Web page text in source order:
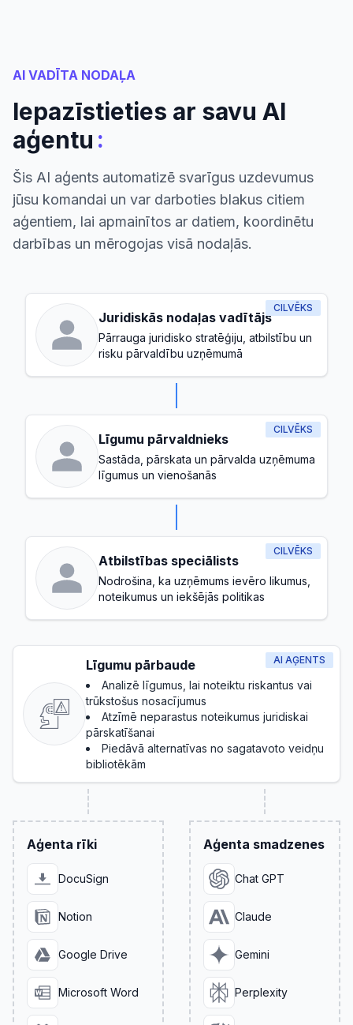
AI VADĪTA NODAĻA
Iepazīstieties ar savu AI
aģentu :
Šis AI aģents automatizē svarīgus uzdevumus
jūsu komandai un var darboties blakus citiem
aģentiem, lai apmainītos ar datiem, koordinētu
darbības un mērogojas visā nodaļās.
CILVĒKS
Juridiskās nodaļas vadītājs
Pārrauga juridisko stratēģiju, atbilstību un
risku pārvaldību uzņēmumā
CILVĒKS
Līgumu pārvaldnieks
Sastāda, pārskata un pārvalda uzņēmuma
līgumus un vienošanās
CILVĒKS
Atbilstības speciālists
Nodrošina, ka uzņēmums ievēro likumus,
noteikumus un iekšējās politikas
AI AĢENTS
Līgumu pārbaude
Analizē līgumus, lai noteiktu riskantus vai
trūkstošus nosacījumus
Atzīmē neparastus noteikumus juridiskai
pārskatīšanai
Piedāvā alternatīvas no sagatavoto veidņu
bibliotēkām
Aģenta rīki
DocuSign
Notion
Google Drive
Microsoft Word
Aģenta smadzenes
Chat GPT
Claude
Gemini
Perplexity